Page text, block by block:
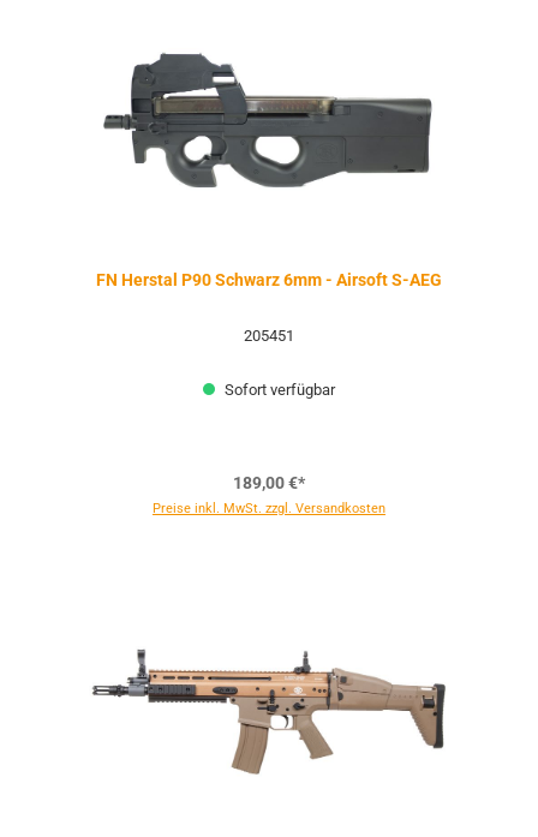
FN Herstal P90 Schwarz 6mm - Airsoft S-AEG
205451
Sofort verfügbar
189,00 €*
Preise inkl. MwSt. zzgl. Versandkosten